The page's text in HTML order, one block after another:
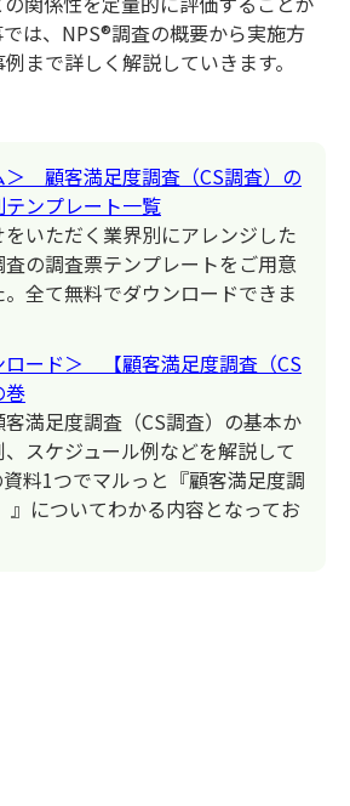
は、NPS®調査の概要から実施方
まで詳しく解説していきます。
＞ 顧客満足度調査（CS調査）の
ンプレート一覧
いただく業界別にアレンジした
の調査票テンプレートをご用意
全て無料でダウンロードできま
ロード＞ 【顧客満足度調査（CS
巻
満足度調査（CS調査）の基本か
スケジュール例などを解説して
料1つでマルっと『顧客満足度調
』についてわかる内容となってお